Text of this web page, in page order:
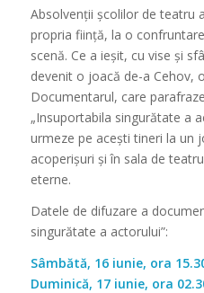
Absolvenții școlilor de teatru
propria ființă, la o
scenă. Ce a ieșit, cu vise și
devenit o joacă de-a Cehov,
Documentarul, care
„Insuportabila singurătate a
urmeze pe acești tineri la un
acoperișuri și în sala de
eterne.
Datele de difuzare a
singurătate a actorului”:
Sâmbătă, 16 iunie, ora
Duminică, 17 iunie, ora